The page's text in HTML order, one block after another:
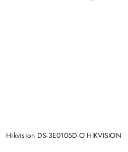
Hikvision DS-3E0105D-O HIKVISION